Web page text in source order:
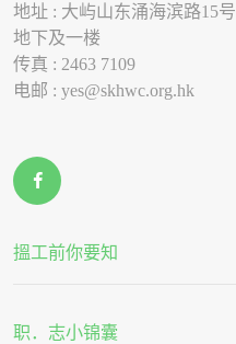
地址 : 大屿山东涌海滨路15
地下及一楼
传真 : 2463 7109
电邮 : yes@skhwc.org.hk
搵工前你要知
职．志小锦囊